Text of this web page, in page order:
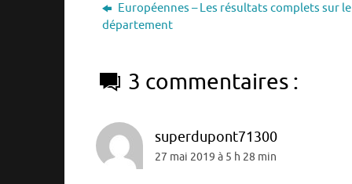
Européennes – Les résultats complets sur le
département
3 commentaires :
superdupont71300
27 mai 2019 à 5 h 28 min